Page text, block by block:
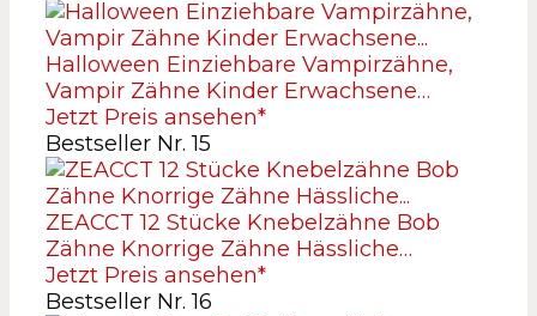
Halloween Einziehbare Vampirzähne,
Vampir Zähne Kinder Erwachsene…
Jetzt Preis ansehen*
Bestseller Nr. 15
ZEACCT 12 Stücke Knebelzähne Bob
Zähne Knorrige Zähne Hässliche…
Jetzt Preis ansehen*
Bestseller Nr. 16